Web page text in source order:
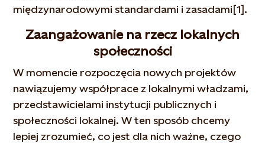
międzynarodowymi standardami i zasadami[1].
Zaangażowanie na rzecz lokalnych
społeczności
W momencie rozpoczęcia nowych projektów
nawiązujemy współprace z lokalnymi władzami,
przedstawicielami instytucji publicznych i
społeczności lokalnej. W ten sposób chcemy
lepiej zrozumieć, co jest dla nich ważne, czego